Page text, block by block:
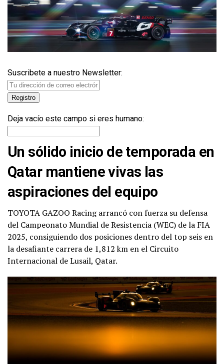
Suscribete a nuestro Newsletter:
Deja vacío este campo si eres humano:
Un sólido inicio de temporada en
Qatar mantiene vivas las
aspiraciones del equipo
TOYOTA GAZOO Racing arrancó con fuerza su defensa
del Campeonato Mundial de Resistencia (WEC) de la FIA
2025, consiguiendo dos posiciones dentro del top seis en
la desafiante carrera de 1,812 km en el Circuito
Internacional de Lusail, Qatar.